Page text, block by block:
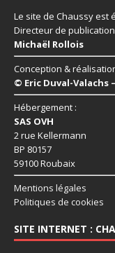
Le site de Chaussy est
Directeur de
Michaël Rollois
Conception &
© Eric Duval-Valachs
Hébergement :
SAS OVH
2 rue Kellermann
BP 80157
59100 Roubaix
Mentions légales
Politiques de cookies
SITE INTERNET :